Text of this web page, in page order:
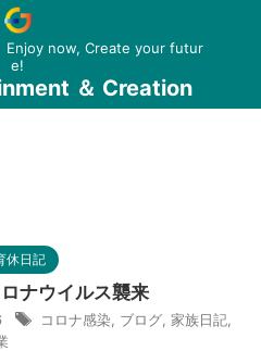
Enjoy now, Create your futur
e!
＆ Creation
休日記
ナウイルス襲来
コロナ感染 ブログ 家族日記